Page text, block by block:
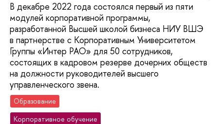
В декабре 2022 года состоялся первый из пяти
модулей корпоративной программы,
разработанной Высшей школой бизнеса НИУ ВШЭ
в партнерстве с Корпоративным Университетом
Группы «Интер РАО» для 50 сотрудников,
состоящих в кадровом резерве дочерних обществ
на должности руководителей высшего
управленческого звена.
Образование
Корпоративное обучение